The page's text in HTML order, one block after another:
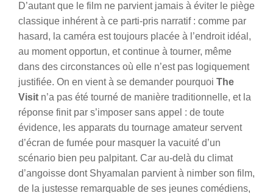
D’autant que le film ne parvient jamais à éviter le piège
classique inhérent à ce parti-pris narratif : comme par
hasard, la caméra est toujours placée à l’endroit idéal,
au moment opportun, et continue à tourner, même
dans des circonstances où elle n’est pas logiquement
justifiée. On en vient à se demander pourquoi The
Visit n’a pas été tourné de manière traditionnelle, et la
réponse finit par s’imposer sans appel : de toute
évidence, les apparats du tournage amateur servent
d’écran de fumée pour masquer la vacuité d’un
scénario bien peu palpitant. Car au-delà du climat
d’angoisse dont Shyamalan parvient à nimber son film,
de la justesse remarquable de ses jeunes comédiens,